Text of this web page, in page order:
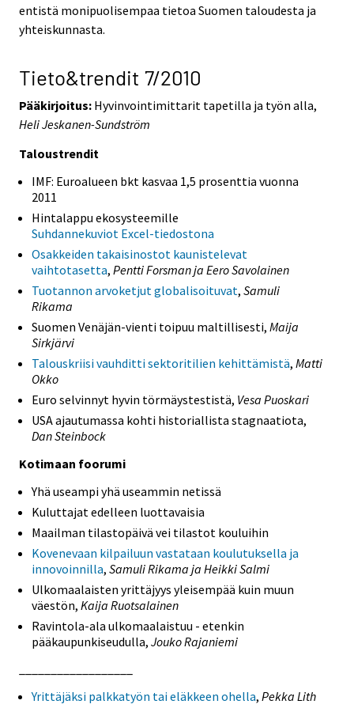
entistä monipuolisempaa tietoa Suomen taloudesta ja
yhteiskunnasta.
Tieto&trendit 7/2010
Pääkirjoitus: Hyvinvointimittarit tapetilla ja työn alla,
Heli Jeskanen-Sundström
Taloustrendit
IMF: Euroalueen bkt kasvaa 1,5 prosenttia vuonna
2011
Hintalappu ekosysteemille
Suhdannekuviot Excel-tiedostona
Osakkeiden takaisinostot kaunistelevat
vaihtotasetta, Pentti Forsman ja Eero Savolainen
Tuotannon arvoketjut globalisoituvat, Samuli
Rikama
Suomen Venäjän-vienti toipuu maltillisesti, Maija
Sirkjärvi
Talouskriisi vauhditti sektoritilien kehittämistä, Matti
Okko
Euro selvinnyt hyvin törmäystestistä, Vesa Puoskari
USA ajautumassa kohti historiallista stagnaatiota,
Dan Steinbock
Kotimaan foorumi
Yhä useampi yhä useammin netissä
Kuluttajat edelleen luottavaisia
Maailman tilastopäivä vei tilastot kouluihin
Kovenevaan kilpailuun vastataan koulutuksella ja
innovoinnilla, Samuli Rikama ja Heikki Salmi
Ulkomaalaisten yrittäjyys yleisempää kuin muun
väestön, Kaija Ruotsalainen
Ravintola-ala ulkomaalaistuu - etenkin
pääkaupunkiseudulla, Jouko Rajaniemi
Yrittäjäksi palkkatyön tai eläkkeen ohella, Pekka Lith